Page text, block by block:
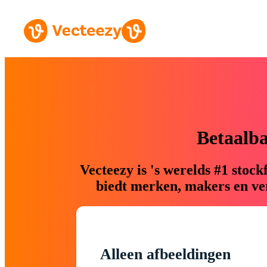
Vecteezy is 's werelds #1
biedt merken, makers en
Alleen afbeeldingen